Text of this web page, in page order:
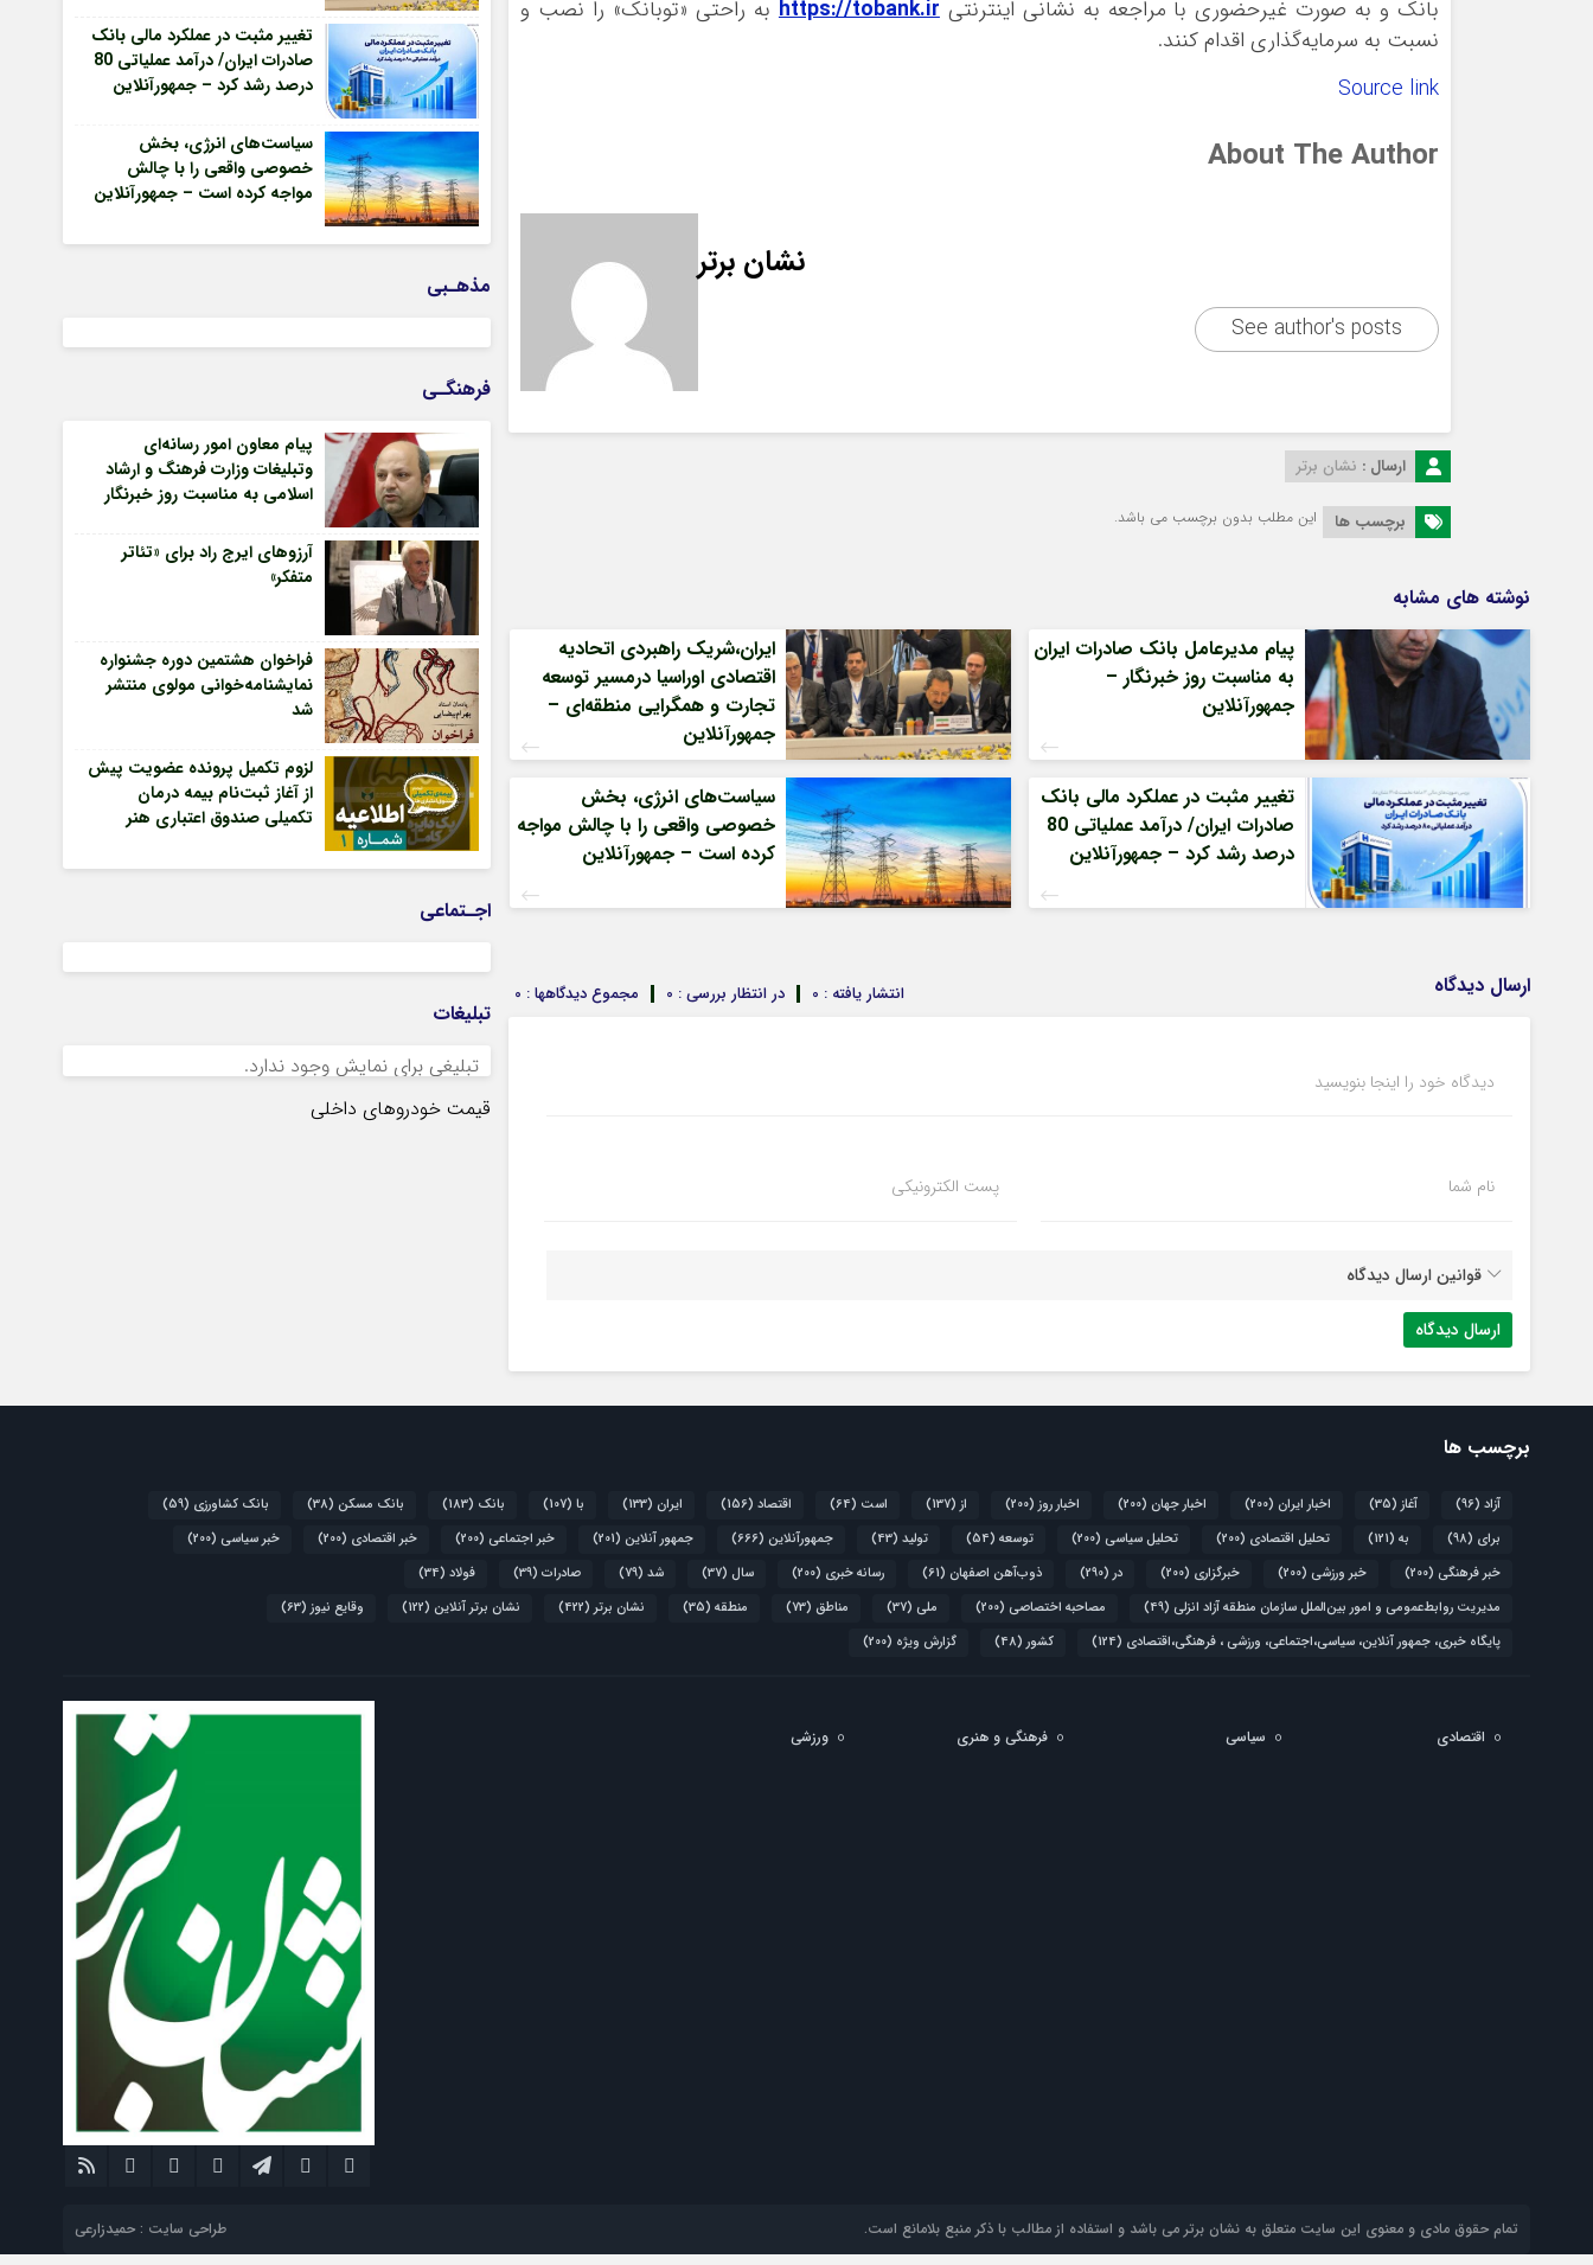
بانک و به صورت غیرحضوری با مراجعه به نشانی اینترنتیhttps://tobank.ir به راحتی «توبانک» را نصب و
نسبت به سرمایه‌گذاری اقدام کنند.
Source link
About The Author
نشان برتر
See author's posts
ارسال : نشان برتر
برچسب ها این مطلب بدون برچسب می باشد.
نوشته های مشابه
پیام مدیرعامل بانک صادرات ایران
به مناسبت روز خبرنگار –
جمهورآنلاین
ایران،شریک راهبردی اتحادیه
اقتصادی اوراسیا درمسیر توسعه
تجارت و همگرایی منطقه‌ای –
جمهورآنلاین
تغییر مثبت در عملکرد مالی بانک
صادرات ایران/ درآمد عملیاتی 80
درصد رشد کرد – جمهورآنلاین
سیاست‌های انرژی، بخش
خصوصی واقعی را با چالش مواجه
کرده است – جمهورآنلاین
ارسال دیدگاه مجموع دیدگاهها : 0 در انتظار بررسی : 0 انتشار یافته : 0
دیدگاه خود را اینجا بنویسید
نام شما پست الکترونیکی
قوانین ارسال دیدگاه
تغییر مثبت در عملکرد مالی بانک
صادرات ایران/ درآمد عملیاتی 80
درصد رشد کرد – جمهورآنلاین
سیاست‌های انرژی، بخش
خصوصی واقعی را با چالش
مواجه کرده است – جمهورآنلاین
مذهـبی
فرهنگـی
پیام معاون امور رسانه‌ای
وتبلیغات وزارت فرهنگ و ارشاد
اسلامی به مناسبت روز خبرنگار
آرزوهای ایرج راد برای «تئاتر
متفکر»
فراخوان هشتمین دوره جشنواره
نمایشنامه‌خوانی مولوی منتشر
شد
لزوم تکمیل پرونده عضویت پیش
از آغاز ثبت‌نام بیمه درمان
تکمیلی صندوق اعتباری هنر
اجـتماعی
تبلیغات
تبلیغی برای نمایش وجود ندارد.
قیمت خودروهای داخلی
برچسب ها
آزاد (96) آغاز (35) اخبار ایران (200) اخبار جهان (200) اخبار روز (200) از (137) است (64) اقتصاد (156) ایران (133) با (107) بانک (183) بانک مسکن (38) بانک کشاورزی (59)
برای (98) به (121) تحلیل اقتصادی (200) تحلیل سیاسی (200) توسعه (54) تولید (43) جمهورآنلاین (666) جمهور آنلاین (201) خبر اجتماعی (200) خبر اقتصادی (200) خبر سیاسی (200)
خبر فرهنگی (200) خبر ورزشی (200) خبرگزاری (200) در (290) ذوب‌آهن اصفهان (61) رسانه خبری (200) سال (37) شد (79) صادرات (39) فولاد (34)
مدیریت روابط‌عمومی و امور بین‌الملل سازمان منطقه آزاد انزلی (49) مصاحبه اختصاصی (200) ملی (37) مناطق (73) منطقه (35) نشان برتر (422) نشان برتر آنلاین (122) وقایع نیوز (63)
پایگاه خبری، جمهور آنلاین، سیاسی،اجتماعی، ورزشی ، فرهنگی،اقتصادی (124) کشور (48) گزارش ویژه (200)
اقتصادی سیاسی فرهنگی و هنری ورزشی
تمام حقوق مادی و معنوی این سایت متعلق به نشان برتر می باشد و استفاده از مطالب با ذکر منبع بلامانع است. طراحی سایت : حمیدزارعی